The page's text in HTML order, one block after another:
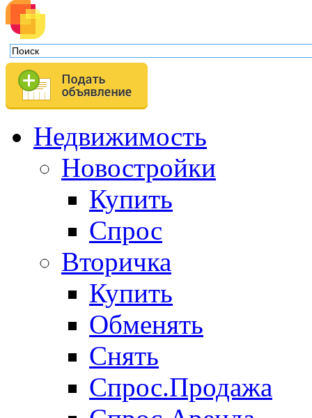
Недвижимость
Новостройки
Купить
Спрос
Вторичка
Купить
Обменять
Снять
Спрос.Продажа